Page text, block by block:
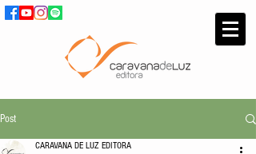
Post
CARAVANA DE LUZ EDITORA